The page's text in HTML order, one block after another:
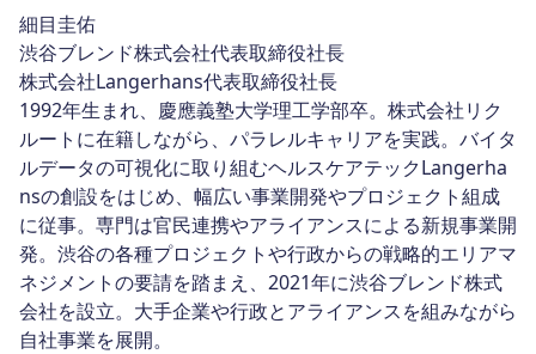
細目圭佑
渋谷ブレンド株式会社代表取締役社長
株式会社Langerhans代表取締役社長
1992年生まれ、慶應義塾大学理工学部卒。株式会社リク
ルートに在籍しながら、パラレルキャリアを実践。バイタ
ルデータの可視化に取り組むヘルスケアテックLangerha
nsの創設をはじめ、幅広い事業開発やプロジェクト組成
に従事。専門は官民連携やアライアンスによる新規事業開
発。渋谷の各種プロジェクトや行政からの戦略的エリアマ
ネジメントの要請を踏まえ、2021年に渋谷ブレンド株式
会社を設立。大手企業や行政とアライアンスを組みながら
自社事業を展開。